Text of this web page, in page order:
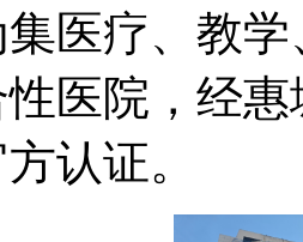
医疗、教
医院，经
认证。